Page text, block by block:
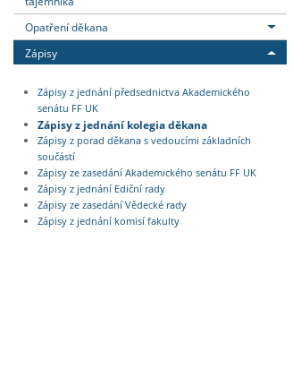
Opatření děkana
Zápisy
Zápisy z jednání předsednictva Akademického
senátu FF UK
Zápisy z jednání kolegia děkana
Zápisy z porad děkana s vedoucími základních
součástí
Zápisy ze zasedání Akademického senátu FF UK
Zápisy z jednání Ediční rady
Zápisy ze zasedání Vědecké rady
Zápisy z jednání komisí fakulty